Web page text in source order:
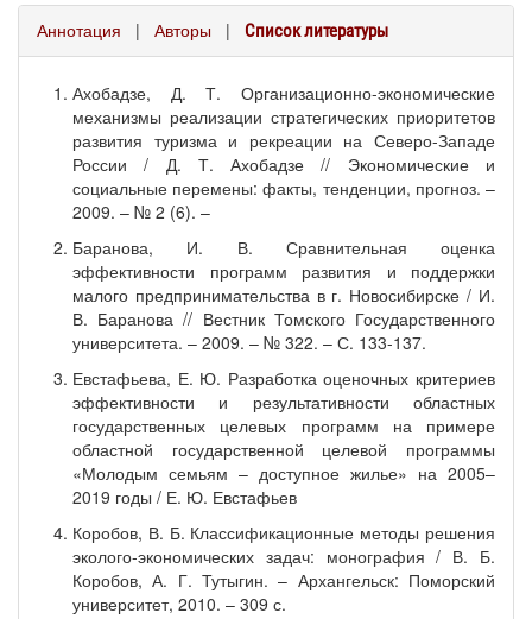
Аннотация | Авторы | Список литературы
Ахобадзе, Д. Т. Организационно-экономические
механизмы реализации стратегических приоритетов
развития туризма и рекреации на Северо-Западе
России / Д. Т. Ахобадзе // Экономические и
социальные перемены: факты, тенденции, прогноз. –
2009. – № 2 (6). –
Баранова, И. В. Сравнительная оценка
эффективности программ развития и поддержки
малого предпринимательства в г. Новосибирске / И.
В. Баранова // Вестник Томского Государственного
университета. – 2009. – № 322. – С. 133-137.
Евстафьева, Е. Ю. Разработка оценочных критериев
эффективности и результативности областных
государственных целевых программ на примере
областной государственной целевой программы
«Молодым семьям – доступное жилье» на 2005–
2019 годы / Е. Ю. Евстафьев
Коробов, В. Б. Классификационные методы решения
эколого-экономических задач: монография / В. Б.
Коробов, А. Г. Тутыгин. – Архангельск: Поморский
университет, 2010. – 309 с.